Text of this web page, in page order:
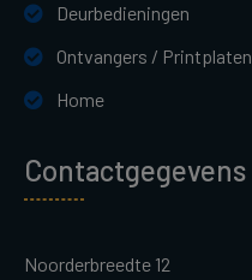
Deurbedieningen
Ontvangers / Printplaten
Home
Contactgegevens
Noorderbreedte 12